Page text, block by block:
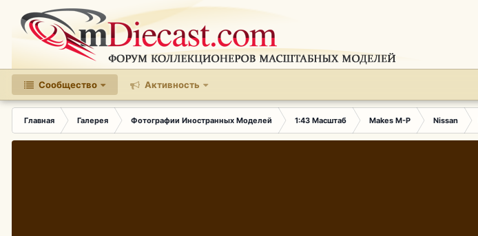
Сообщество Активность
Главная Галерея Фотографии Иностранных Моделей 1:43 Масштаб Makes M-P Nissan